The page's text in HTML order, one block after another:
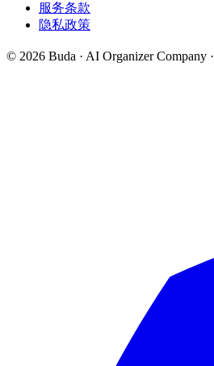
服务条款
隐私政策
© 2026 Buda · AI Organizer Company ·